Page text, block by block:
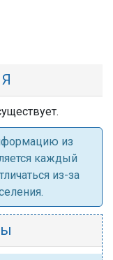
из
каждый
из-за